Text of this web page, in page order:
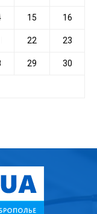
15 16
22 23
29 30